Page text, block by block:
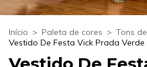
Início > Paleta de cores > Tons
Vestido De Festa Vick Prada Verde